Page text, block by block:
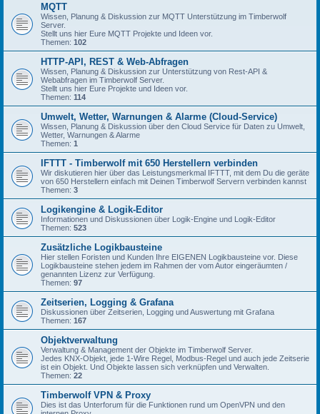
MQTT
Wissen, Planung & Diskussion zur MQTT Unterstützung im Timberwolf
Server.
Stellt uns hier Eure MQTT Projekte und Ideen vor.
Themen: 102
HTTP-API, REST & Web-Abfragen
Wissen, Planung & Diskussion zur Unterstützung von Rest-API &
Webabfragen im Timberwolf Server.
Stellt uns hier Eure Projekte und Ideen vor.
Themen: 114
Umwelt, Wetter, Warnungen & Alarme (Cloud-Service)
Wissen, Planung & Diskussion über den Cloud Service für Daten zu Umwelt,
Wetter, Warnungen & Alarme
Themen: 1
IFTTT - Timberwolf mit 650 Herstellern verbinden
Wir diskutieren hier über das Leistungsmerkmal IFTTT, mit dem Du die geräte
von 650 Herstellern einfach mit Deinen Timberwolf Servern verbinden kannst
Themen: 3
Logikengine & Logik-Editor
Informationen und Diskussionen über Logik-Engine und Logik-Editor
Themen: 523
Zusätzliche Logikbausteine
Hier stellen Foristen und Kunden Ihre EIGENEN Logikbausteine vor. Diese
Logikbausteine stehen jedem im Rahmen der vom Autor eingeräumten /
genannten Lizenz zur Verfügung.
Themen: 97
Zeitserien, Logging & Grafana
Diskussionen über Zeitserien, Logging und Auswertung mit Grafana
Themen: 167
Objektverwaltung
Verwaltung & Management der Objekte im Timberwolf Server.
Jedes KNX-Objekt, jede 1-Wire Regel, Modbus-Regel und auch jede Zeitserie
ist ein Objekt. Und Objekte lassen sich verknüpfen und Verwalten.
Themen: 22
Timberwolf VPN & Proxy
Dies ist das Unterforum für die Funktionen rund um OpenVPN und den